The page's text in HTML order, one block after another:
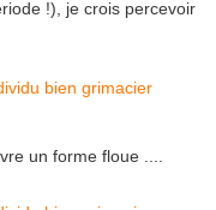
!), je crois percevoir
un forme floue ....